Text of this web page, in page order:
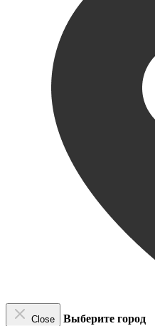
Close Выберите город